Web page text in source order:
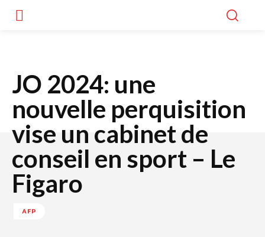
JO 2024: une
nouvelle perquisition
vise un cabinet de
conseil en sport – Le
Figaro
AFP